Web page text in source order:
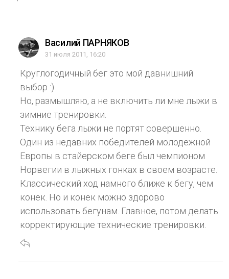
Василий ПАРНЯКОВ
31 июля 2011, 16:20
Круглогодичный бег это мой давнишний
выбор :)
Но, размышляю, а не включить ли мне лыжи в
зимние тренировки.
Технику бега лыжи не портят совершенно.
Один из недавних победителей молодежной
Европы в стайерском беге был чемпионом
Норвегии в лыжных гонках в своем возрасте.
Классический ход намного ближе к бегу, чем
конек. Но и конек можно здорово
использовать бегунам. Главное, потом делать
корректирующие технические тренировки.